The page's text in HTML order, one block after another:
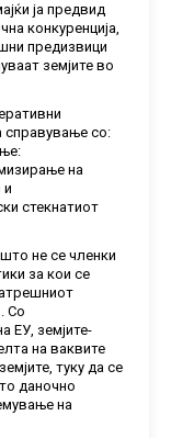
ја предвид
конкуренција,
предизвици
земјите во
справување со:
на
и
стекнатиот
не се членки
за кои се
Со
ЕУ, земјите-
на ваквите
туку да се
даночно
на